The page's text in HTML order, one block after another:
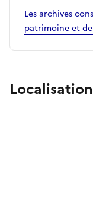
Les archives
patrimoine et
Localisation